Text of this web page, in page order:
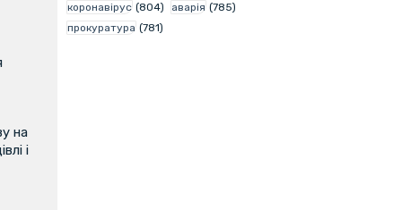
на
і
коронавірус (804) аварія (785)
прокуратура (781)